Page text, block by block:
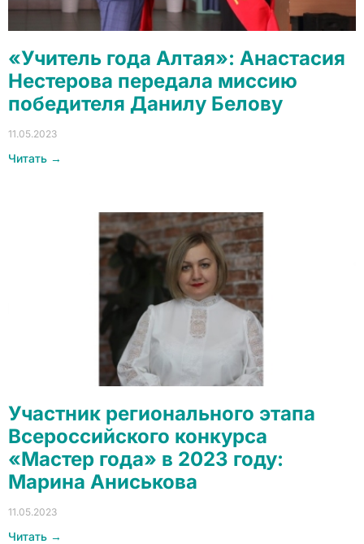
«Учитель года Алтая»: Анастасия
Нестерова передала миссию
победителя Данилу Белову
11.05.2023
Читать →
Участник регионального этапа
Всероссийского конкурса
«Мастер года» в 2023 году:
Марина Аниськова
11.05.2023
Читать →